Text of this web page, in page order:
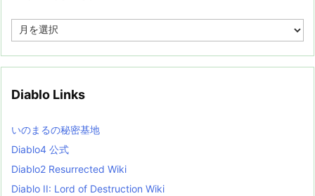
e
i
s
t
Diablo Links
いのまるの秘密基地
Diablo4 公式
Diablo2 Resurrected Wiki
Diablo II: Lord of Destruction Wiki